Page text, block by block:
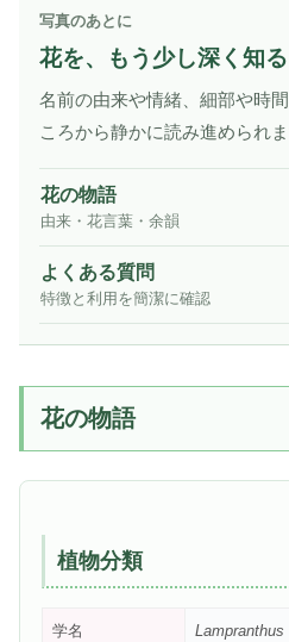
写真のあとに
花を、もう少し深く知る
名前の由来や情緒、細部や時
ころから静かに読み進められま
花の物語
由来・花言葉・余韻
よくある質問
特徴と利用を簡潔に確認
花の物語
植物分類
学名 Lampranthus